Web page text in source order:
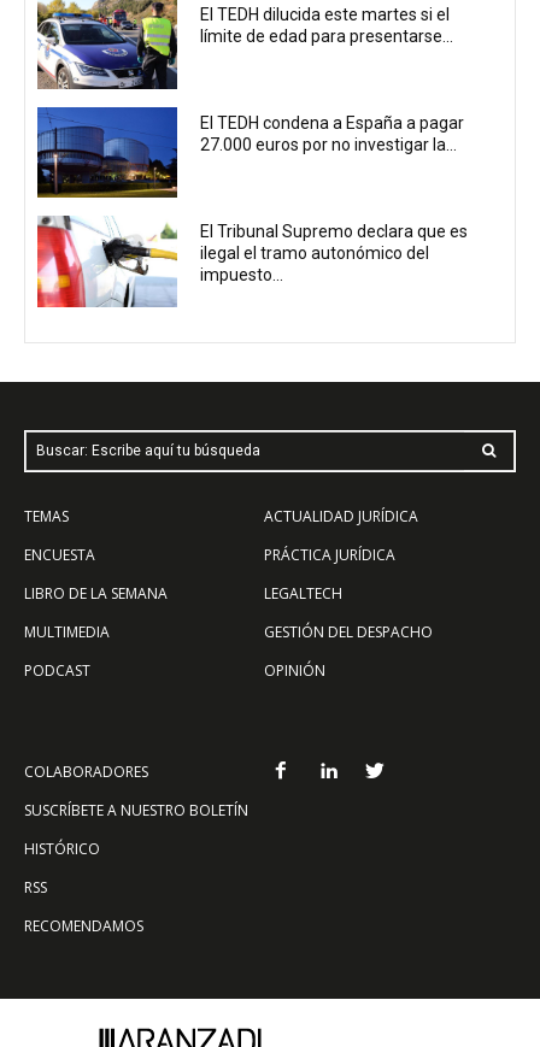
El TEDH dilucida este martes si el
límite de edad para presentarse...
El TEDH condena a España a pagar
27.000 euros por no investigar la...
El Tribunal Supremo declara que es
ilegal el tramo autonómico del
impuesto...
Buscar: Escribe aquí tu búsqueda
TEMAS
ENCUESTA
LIBRO DE LA SEMANA
MULTIMEDIA
PODCAST
ACTUALIDAD JURÍDICA
PRÁCTICA JURÍDICA
LEGALTECH
GESTIÓN DEL DESPACHO
OPINIÓN
COLABORADORES
SUSCRÍBETE A NUESTRO BOLETÍN
HISTÓRICO
RSS
RECOMENDAMOS